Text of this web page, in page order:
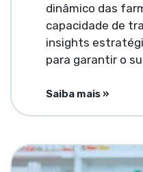
dinâmico das
capacidade de
insights
para garantir o
Saiba mais »